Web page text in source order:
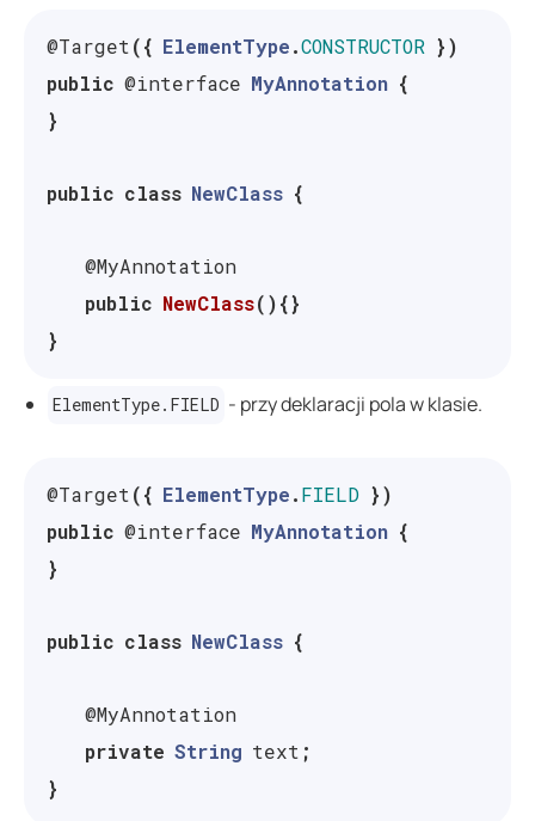
@Target ({ ElementType.CONSTRUCTOR })
public @interface MyAnnotation {
}
public class NewClass {
@MyAnnotation
public NewClass(){}
}
ElementType.FIELD - przy deklaracji pola w klasie.
@Target ({ ElementType.FIELD })
public @interface MyAnnotation {
}
public class NewClass {
@MyAnnotation
private String text ;
}